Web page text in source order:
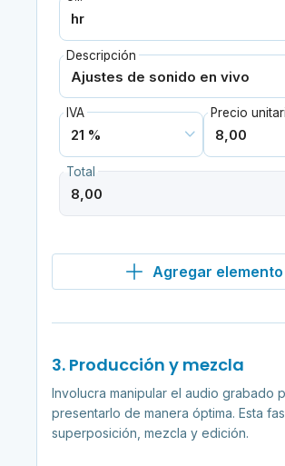
Descripción
IVA Precio
Total
Agregar elemento
3. Producción y mezcla
Involucra manipular el audio grabado
presentarlo de manera óptima. Esta
superposición, mezcla y edición.